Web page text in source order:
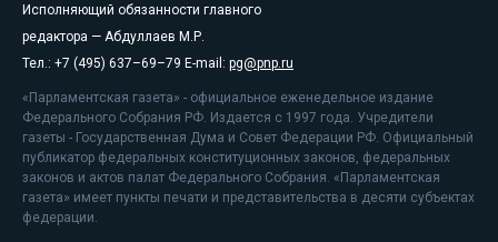
Исполняющий обязанности главного
редактора — Абдуллаев М.Р.
Тел.: +7 (495) 637–69–79 E-mail: pg@pnp.ru
«Парламентская газета» - официальное еженедельное издание
Федерального Собрания РФ. Издается с 1997 года. Учредители
газеты - Государственная Дума и Совет Федерации РФ. Официальный
публикатор федеральных конституционных законов, федеральных
законов и актов палат Федерального Собрания. «Парламентская
газета» имеет пункты печати и представительства в десяти субъектах
федерации.